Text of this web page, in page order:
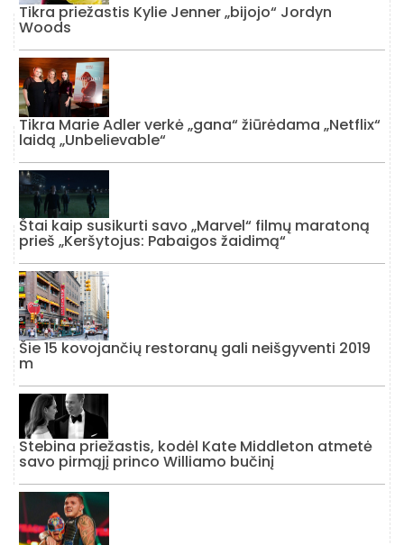
Tikra priežastis Kylie Jenner „bijojo“ Jordyn
Woods
Tikra Marie Adler verkė „gana“ žiūrėdama „Netflix“
laidą „Unbelievable“
Štai kaip susikurti savo „Marvel“ filmų maratoną
prieš „Keršytojus: Pabaigos žaidimą“
Šie 15 kovojančių restoranų gali neišgyventi 2019
m
Stebina priežastis, kodėl Kate Middleton atmetė
savo pirmąjį princo Williamo bučinį